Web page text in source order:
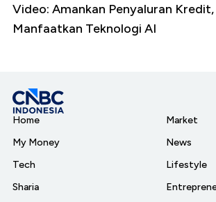
Video: Amankan Penyaluran
Manfaatkan Teknologi AI
Home
My Money
Tech
Sharia
Market
News
Lifestyle